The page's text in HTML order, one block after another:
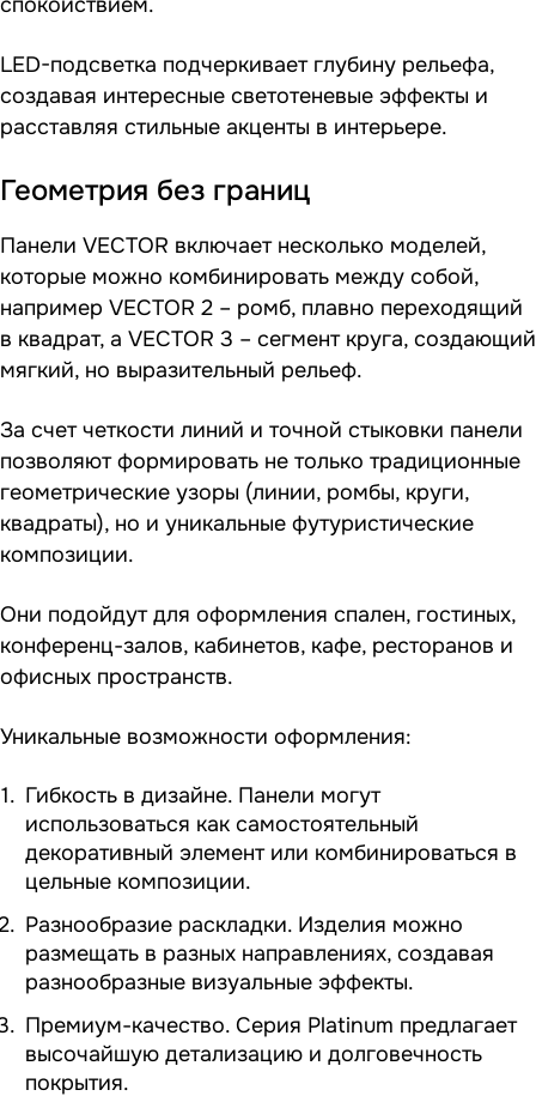
LED-подсветка подчеркивает глубину рельефа,
создавая интересные светотеневые эффекты и
расставляя стильные акценты в интерьере.
Геометрия без границ
Панели VECTOR включает несколько моделей,
которые можно комбинировать между собой,
например VECTOR 2 – ромб, плавно переходящий
в квадрат, а VECTOR 3 – сегмент круга, создающий
мягкий, но выразительный рельеф.
За счет четкости линий и точной стыковки панели
позволяют формировать не только традиционные
геометрические узоры (линии, ромбы, круги,
квадраты), но и уникальные футуристические
композиции.
Они подойдут для оформления спален, гостиных,
конференц-залов, кабинетов, кафе, ресторанов и
офисных пространств.
Уникальные возможности оформления:
Гибкость в дизайне. Панели могут
использоваться как самостоятельный
декоративный элемент или комбинироваться в
цельные композиции.
Разнообразие раскладки. Изделия можно
размещать в разных направлениях, создавая
разнообразные визуальные эффекты.
Премиум-качество. Серия Platinum предлагает
высочайшую детализацию и долговечность
покрытия.